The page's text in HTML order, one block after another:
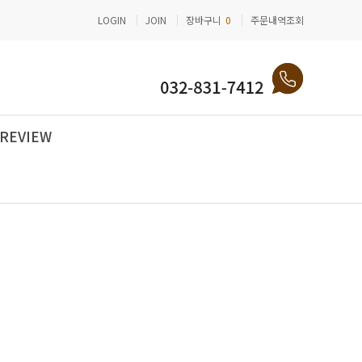
주문내역조회
장바구니 0
JOIN
LOGIN
REVIEW